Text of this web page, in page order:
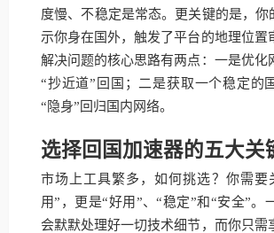
度慢、不稳定是常态。更关键的是，你
示你身在国外，触发了平台的地理位置
解决问题的核心思路有两点：一是优化
“抄近道”回国；二是获取一个稳定的
“隐身”回归国内网络。
选择回国加速器的五大关
市场上工具繁多，如何挑选？你需要
用”，更是“好用”、“稳定”和“安全”。
会默默处理好一切技术细节，而你只需